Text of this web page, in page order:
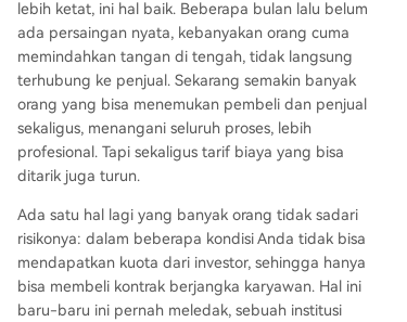
lebih ketat, ini hal baik. Beberapa bulan lalu belum
ada persaingan nyata, kebanyakan orang cuma
memindahkan tangan di tengah, tidak langsung
terhubung ke penjual. Sekarang semakin banyak
orang yang bisa menemukan pembeli dan penjual
sekaligus, menangani seluruh proses, lebih
profesional. Tapi sekaligus tarif biaya yang bisa
ditarik juga turun.
Ada satu hal lagi yang banyak orang tidak sadari
risikonya: dalam beberapa kondisi Anda tidak bisa
mendapatkan kuota dari investor, sehingga hanya
bisa membeli kontrak berjangka karyawan. Hal ini
baru-baru ini pernah meledak, sebuah institusi